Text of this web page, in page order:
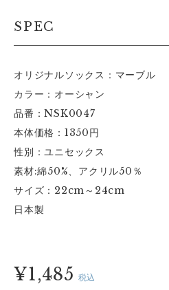
SPEC
オリジナルソックス：マーブル
カラー：オーシャン
品番：NSK0047
本体価格：1350円
性別：ユニセックス
素材:綿50%、アクリル50％
サイズ：22cm～24cm
日本製
¥1,485 税込